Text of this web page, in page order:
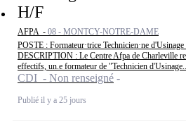
H/F
AFPA - 08 - MONTCY-NOTRE-DAME
POSTE : Formateur·trice Technicien·ne
DESCRIPTION : Le Centre Afpa de Charleville
effectifs, un.e formateur de "Technicien
CDI - Non renseigné
Publié il y a 25 jours